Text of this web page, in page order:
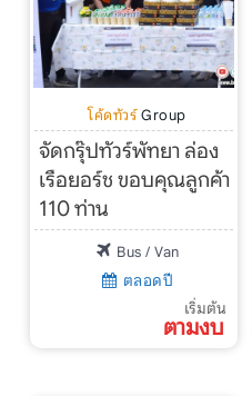
โค้ดทัวร์ Group
จัดกรุ๊ปทัวร์พัทยา ล่อง
เรือยอร์ช ขอบคุณลูกค้า
110 ท่าน
Bus / Van
ตลอดปี
เริ่มต้น
ตามงบ